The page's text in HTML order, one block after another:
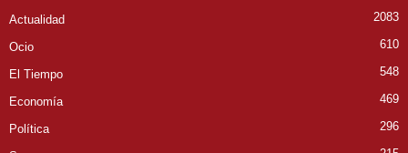
Actualidad 2083
Ocio 610
El Tiempo 548
Economía 469
Política 296